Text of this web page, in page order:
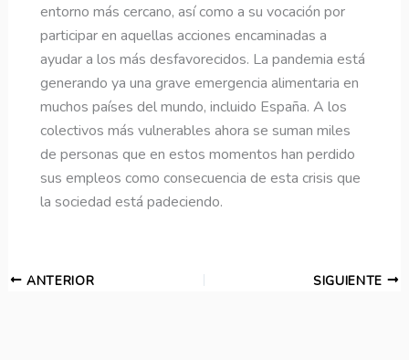
entorno más cercano, así como a su vocación por
participar en aquellas acciones encaminadas a
ayudar a los más desfavorecidos. La pandemia está
generando ya una grave emergencia alimentaria en
muchos países del mundo, incluido España. A los
colectivos más vulnerables ahora se suman miles
de personas que en estos momentos han perdido
sus empleos como consecuencia de esta crisis que
la sociedad está padeciendo.
ANTERIOR SIGUIENTE